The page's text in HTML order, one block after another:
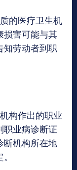
的医疗卫生机
损害可能与其
知劳动者到职
构作出的职业
职业病诊断证
断机构所在地